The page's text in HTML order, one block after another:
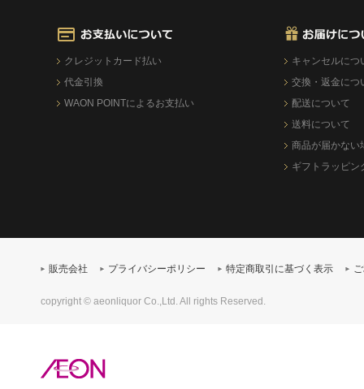
クレジットカード払い
代金引換
WAON POINTによるお支払い
キャンセルにつ
交換・返金につ
配送について
送料について
商品が届かない
ギフトラッピン
販売会社 プライバシーポリシー 特定商取引に基づく表示
copyright © aeonliquor Co.,Ltd. All rights Reserved.